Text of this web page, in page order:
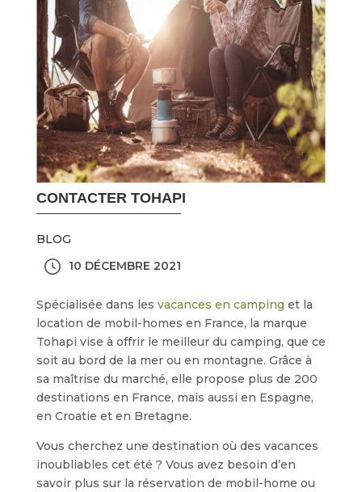
CONTACTER TOHAPI
BLOG
10 DÉCEMBRE 2021
Spécialisée dans les vacances en camping et la
location de mobil-homes en France, la marque
Tohapi vise à offrir le meilleur du camping, que ce
soit au bord de la mer ou en montagne. Grâce à
sa maîtrise du marché, elle propose plus de 200
destinations en France, mais aussi en Espagne,
en Croatie et en Bretagne.
Vous cherchez une destination où des vacances
inoubliables cet été ? Vous avez besoin d’en
savoir plus sur la réservation de mobil-home ou